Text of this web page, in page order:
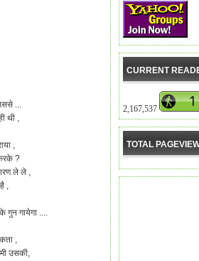
...
थी ,
,
?
ले ले ,
,
गुन गायेगा ....
,
उसकी,
CURRENT
2,167,537
TOTAL